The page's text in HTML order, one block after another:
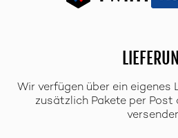
Wir verfügen über ein eigenes
zusätzlich Pakete per